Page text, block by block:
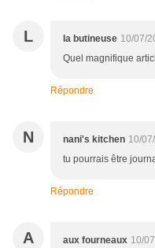
L la butineuse 10/07/
Quel magnifique
Répondre
N nani's kitchen 10/
tu pourrais être
Répondre
A aux fourneaux 10/